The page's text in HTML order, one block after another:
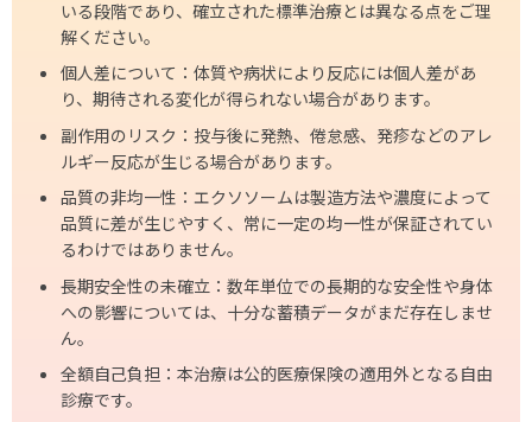
いる段階であり、確立された標準治療とは異なる点をご理
解ください。
個人差について：体質や病状により反応には個人差があ
り、期待される変化が得られない場合があります。
副作用のリスク：投与後に発熱、倦怠感、発疹などのアレ
ルギー反応が生じる場合があります。
品質の非均一性：エクソソームは製造方法や濃度によって
品質に差が生じやすく、常に一定の均一性が保証されてい
るわけではありません。
長期安全性の未確立：数年単位での長期的な安全性や身体
への影響については、十分な蓄積データがまだ存在しませ
ん。
全額自己負担：本治療は公的医療保険の適用外となる自由
診療です。